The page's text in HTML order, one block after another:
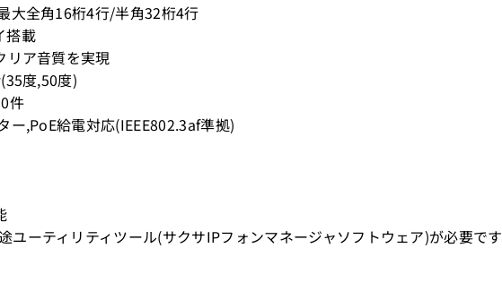
大全角16桁4行/半角32桁4行
搭載
リア音質を実現
度,50度)
件
ー,PoE給電対応(IEEE802.3af準拠)
ユーティリティツール(サクサIPフォンマネージャソフトウェア)が必要です